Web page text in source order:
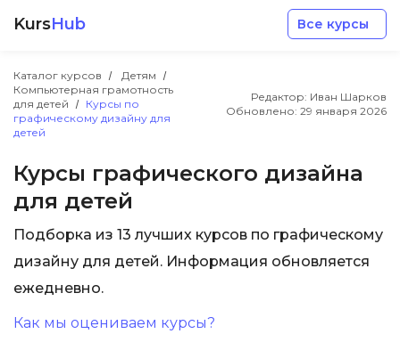
KursHub Все курсы
Каталог курсов
Детям
Компьютерная грамотность
для детей
Курсы по
графическому дизайну для
детей
Редактор: Иван Шарков
Обновлено: 29 января 2026
Курсы графического дизайна
для детей
Подборка из 13 лучших курсов по графическому
дизайну для детей. Информация обновляется
ежедневно.
Как мы оцениваем курсы?
Разработка
Маркетинг
Дизайн